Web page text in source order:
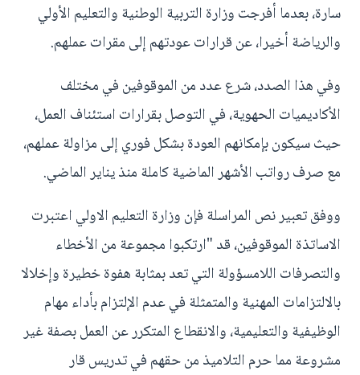
سارة، بعدما أفرجت وزارة التربية الوطنية والتعليم الأولي
والرياضة أخيرا، عن قرارات عودتهم إلى مقرات عملهم.
وفي هذا الصدد، شرع عدد من الموقوفين في مختلف
الأكاديميات الحهوية، في التوصل بقرارات استئناف العمل،
حيث سيكون بإمكانهم العودة بشكل فوري إلى مزاولة عملهم،
مع صرف رواتب الأشهر الماضية كاملة منذ يناير الماضي.
ووفق تعبير نص المراسلة فإن وزارة التعليم الاولي اعتبرت
الاساتذة الموقوفين، قد "ارتكبوا مجموعة من الأخطاء
والتصرفات اللامسؤولة التي تعد بمثابة هفوة خطيرة وإخلالا
بالالتزامات المهنية والمتمثلة في عدم الإلتزام بأداء مهام
الوظيفية والتعليمية، والانقطاع المتكرر عن العمل بصفة غير
مشروعة مما حرم التلاميذ من حقهم في تدريس قار